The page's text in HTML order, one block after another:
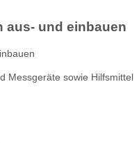
aus- und einbauen
Messgeräte sowie Hilfsmittel